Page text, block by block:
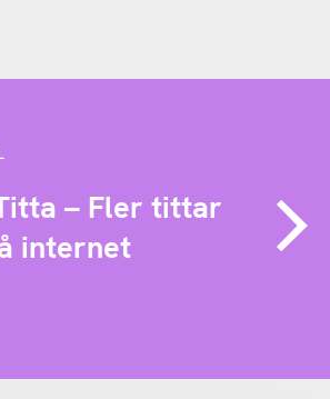
– Fler tittar
internet